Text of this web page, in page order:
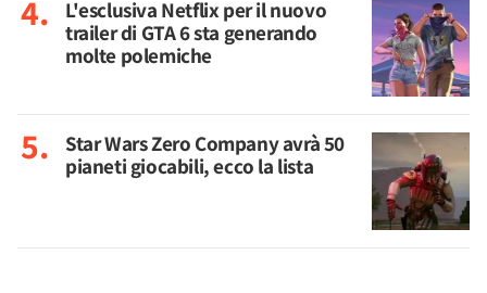
L'esclusiva Netflix per il nuovo
trailer di GTA 6 sta generando
molte polemiche
Star Wars Zero Company avrà 50
pianeti giocabili, ecco la lista